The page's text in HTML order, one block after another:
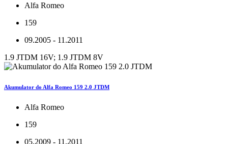
Alfa Romeo
159
09.2005 - 11.2011
1.9 JTDM 16V; 1.9 JTDM 8V
Akumulator do Alfa Romeo 159 2.0 JTDM
Alfa Romeo
159
05.2009 - 11.2011